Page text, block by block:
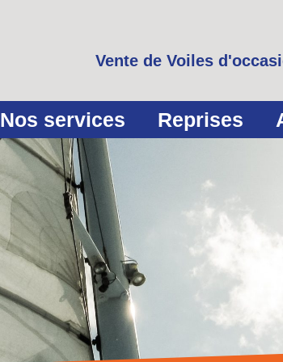
Vente de Voiles
Nos services Reprises